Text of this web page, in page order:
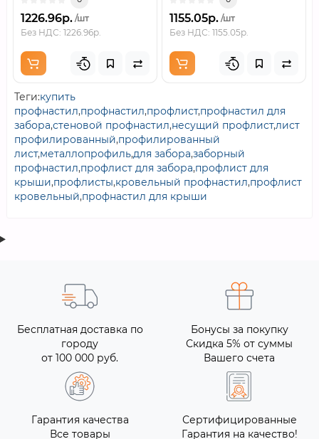
свая, состоящая из..
1226.96р. /шт
Без НДС: 1226.96р.
Ø57×3,5 мм / 6..
1155.05р. /шт
Без НДС: 1155.05р.
Теги:купить
профнастил,профнастил,профлист,профнастил для
забора,стеновой профнастил,несущий профлист,лист
профилированный,профилированный
лист,металлопрофиль,для забора,заборный
профнастил,профлист для забора,профлист для
крыши,профлисты,кровельный профнастил,профлист
кровельный,профнастил для крыши
Бесплатная доставка по
городу
от 100 000 руб.
Бонусы за покупку
Скидка 5% от суммы
Вашего счета
Гарантия качества
Все товары
Сертифицированные
Гарантия на качество!